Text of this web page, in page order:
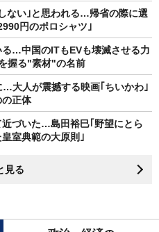
ない｣と思われる…帰省の際に選
円のポロシャツ｣
…中国のITもEVも壊滅させる力
握る"素材"の名前
大人が震撼する映画｢ちいかわ｣
正体
づいた…島田裕巳｢野望にとら
室典範の大原則｣
見る